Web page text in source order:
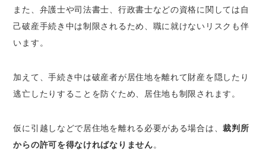
また、弁護士や司法書士、行政書士などの資格に関しては自
己破産手続き中は制限されるため、職に就けないリスクも伴
います。
加えて、手続き中は破産者が居住地を離れて財産を隠したり
逃亡したりすることを防ぐため、居住地も制限されます。
仮に引越しなどで居住地を離れる必要がある場合は、裁判所
からの許可を得なければなりません。